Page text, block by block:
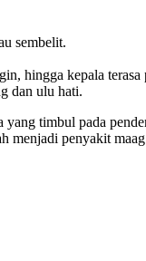
sembelit.
hingga kepala terasa
dan ulu hati.
yang timbul pada
menjadi penyakit